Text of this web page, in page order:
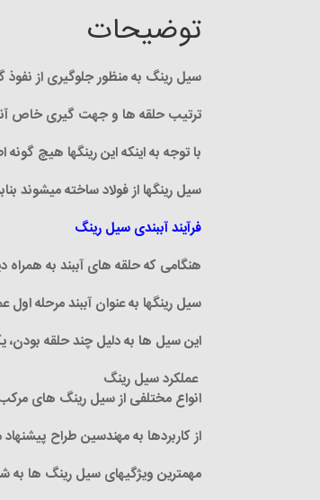
توضیحات
سیل رینگ به منظور جلوگیری از
ترتیب حلقه ها و جهت گیری خاص
با توجه به اینکه این رینگها هیچ گونه
سیل رینگها از فولاد ساخته میشوند
فرآیند آببندی سیل رینگ
هنگامی که حلقه های آببند به همراه
سیل رینگها به عنوان آببند مرحله
این سیل ها به دلیل چند حلقه بودن،
عملکرد سیل رینگ
انواع مختلفی از سیل رینگ های مرکب
از کاربردها به مهندسین طراح
مهمترین ویژگیهای سیل رینگ ها به